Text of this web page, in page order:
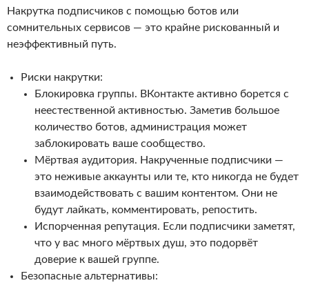
Накрутка подписчиков с помощью ботов или
сомнительных сервисов — это крайне рискованный и
неэффективный путь.
Риски накрутки:
Блокировка группы. ВКонтакте активно борется с
неестественной активностью. Заметив большое
количество ботов, администрация может
заблокировать ваше сообщество.
Мёртвая аудитория. Накрученные подписчики —
это неживые аккаунты или те, кто никогда не будет
взаимодействовать с вашим контентом. Они не
будут лайкать, комментировать, репостить.
Испорченная репутация. Если подписчики заметят,
что у вас много мёртвых душ, это подорвёт
доверие к вашей группе.
Безопасные альтернативы: